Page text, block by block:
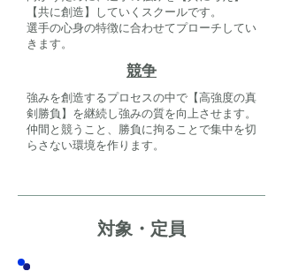
【共に創造】していくスクールです。
選手の心身の特徴に合わせて​プローチしてい
きます。
競争
強みを創造するプロセスの中で【高強度の真
剣勝負】を継続し強みの質を向上させます。
​仲間と競うこと、勝負に拘ることで集中を切
らさない環境を作ります。
対象・定員